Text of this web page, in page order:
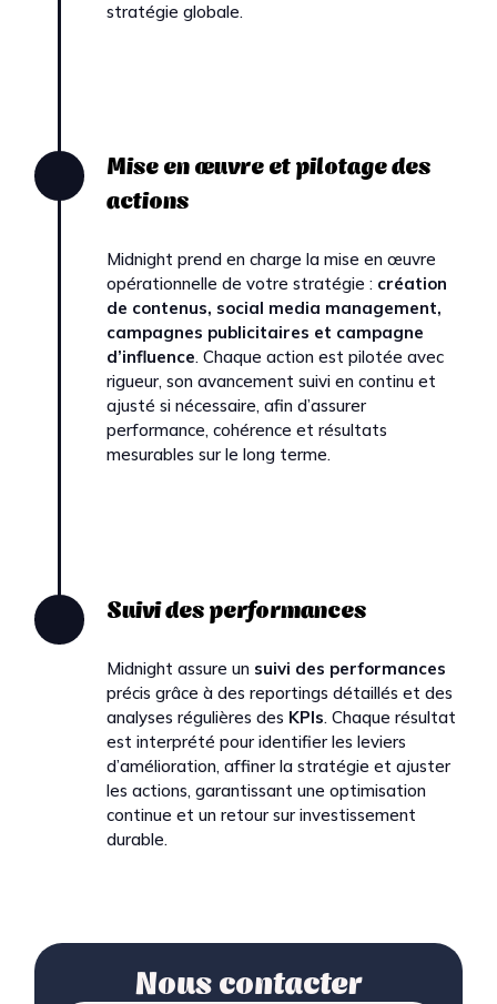
stratégie globale.
Mise en œuvre et pilotage des
actions
Midnight prend en charge la mise en œuvre
opérationnelle de votre stratégie : création
de contenus, social media management,
campagnes publicitaires et campagne
d’influence. Chaque action est pilotée avec
rigueur, son avancement suivi en continu et
ajusté si nécessaire, afin d’assurer
performance, cohérence et résultats
mesurables sur le long terme.
Suivi des performances
Midnight assure un suivi des performances
précis grâce à des reportings détaillés et des
analyses régulières des KPIs. Chaque résultat
est interprété pour identifier les leviers
d’amélioration, affiner la stratégie et ajuster
les actions, garantissant une optimisation
continue et un retour sur investissement
durable.
Nous contacter